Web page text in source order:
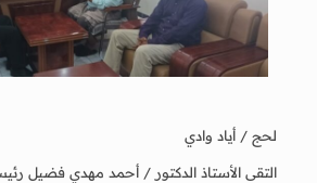
لحج / أياد وادي
التقى الأستاذ الدكتور / أحمد مهدي فضيل